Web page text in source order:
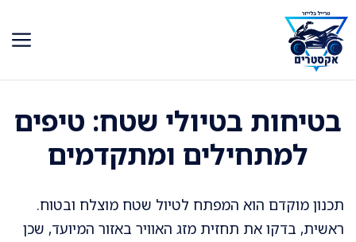
לדלג
לתוכן
בטיחות בטיולי שטח: טיפים
למתחילים ומתקדמים
תכנון מוקדם הוא המפתח לטיול שטח מוצלח ובטוח.
ראשית, בדקו את תחזית מזג האוויר באזור המיועד, שכן